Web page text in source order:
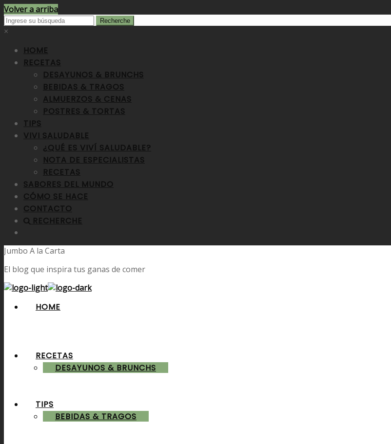
Volver a arriba
×
HOME
RECETAS
DESAYUNOS & BRUNCHS
BEBIDAS & TRAGOS
ALMUERZOS & CENAS
POSTRES & TORTAS
TIPS
VIVI SALUDABLE
¿QUÉ ES VIVÍ SALUDABLE?
NOTA DE ESPECIALISTAS
RECETAS
SABORES DEL MUNDO
CÓMO SE HACE
CONTACTO
RECHERCHE
Jumbo A la Carta
El blog que inspira tus ganas de comer
HOME
RECETAS
DESAYUNOS & BRUNCHS
BEBIDAS & TRAGOS
TIPS